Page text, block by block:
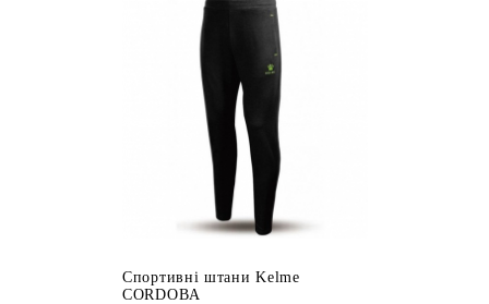
Спортивні штани Kelme
CORDOBA